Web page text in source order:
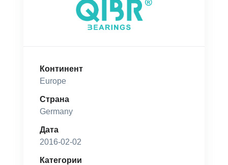
Континент
Europe
Страна
Germany
Дата
2016-02-02
Категории